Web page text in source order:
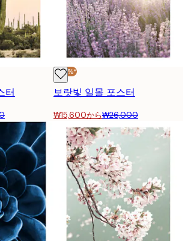
터
-40%*
보랏빛 일몰 포스터
₩15,600から₩26,000